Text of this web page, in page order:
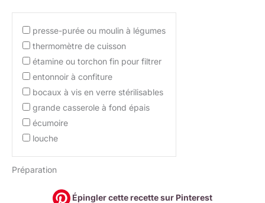
presse-purée ou moulin à légumes
thermomètre de cuisson
étamine ou torchon fin pour filtrer
entonnoir à confiture
bocaux à vis en verre stérilisables
grande casserole à fond épais
écumoire
louche
Préparation
Épingler cette recette sur Pinterest